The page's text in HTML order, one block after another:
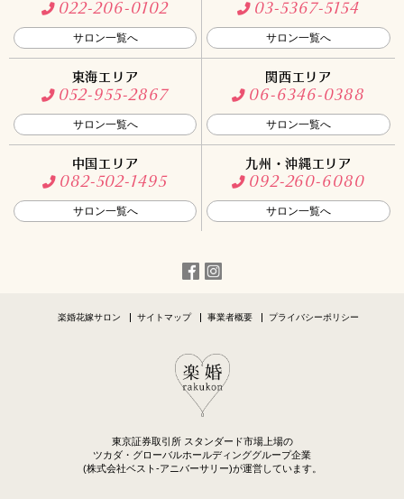
022-206-0102
サロン一覧へ
03-5367-5154
サロン一覧へ
東海エリア
052-955-2867
サロン一覧へ
関西エリア
06-6346-0388
サロン一覧へ
中国エリア
082-502-1495
サロン一覧へ
九州・沖縄エリア
092-260-6080
サロン一覧へ
楽婚花嫁サロン サイトマップ 事業者概要 プライバシーポリシー
東京証券取引所 スタンダード市場上場の
ツカダ・グローバルホールディンググループ企業
(株式会社ベスト-アニバーサリー)が運営しています。